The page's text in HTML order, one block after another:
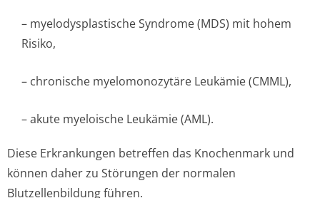
– myelodysplastische Syndrome (MDS) mit hohem
Risiko,
– chronische myelomonozytäre Leukämie (CMML),
– akute myeloische Leukämie (AML).
Diese Erkrankungen betreffen das Knochenmark und
können daher zu Störungen der normalen
Blutzellenbildung führen.